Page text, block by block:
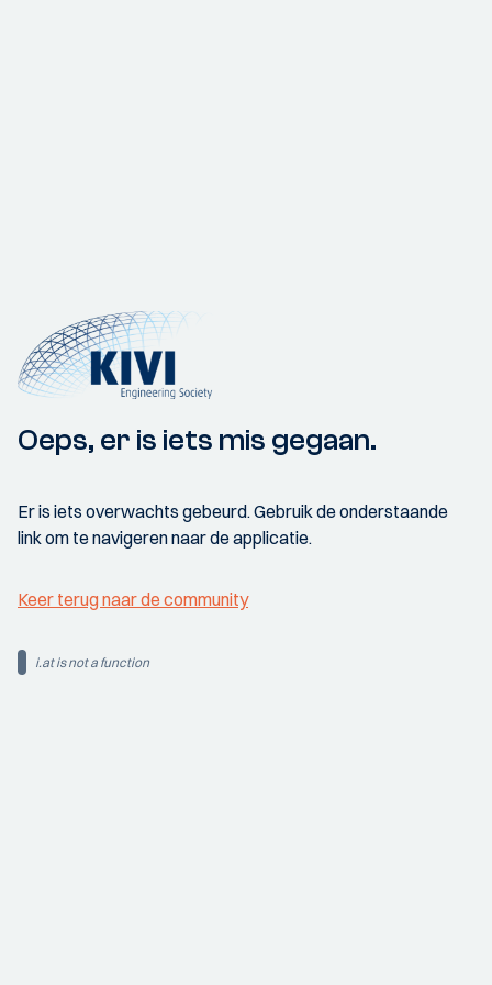
Oeps, er is iets mis gegaan.
Er is iets overwachts gebeurd. Gebruik de onderstaande
link om te navigeren naar de applicatie.
Keer terug naar de community
i.at is not a function